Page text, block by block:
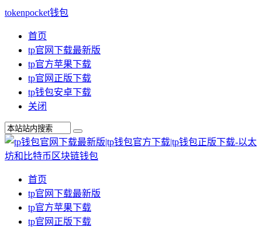
tokenpocket钱包
首页
tp官网下载最新版
tp官方苹果下载
tp官网正版下载
tp钱包安卓下载
关闭
首页
tp官网下载最新版
tp官方苹果下载
tp官网正版下载